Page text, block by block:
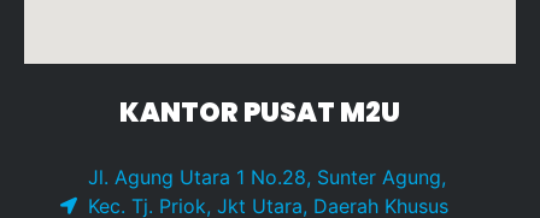
KANTOR PUSAT M2U
Jl. Agung Utara 1 No.28, Sunter Agung,
Kec. Tj. Priok, Jkt Utara, Daerah Khusus